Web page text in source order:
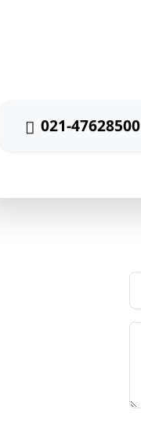
021-47628500